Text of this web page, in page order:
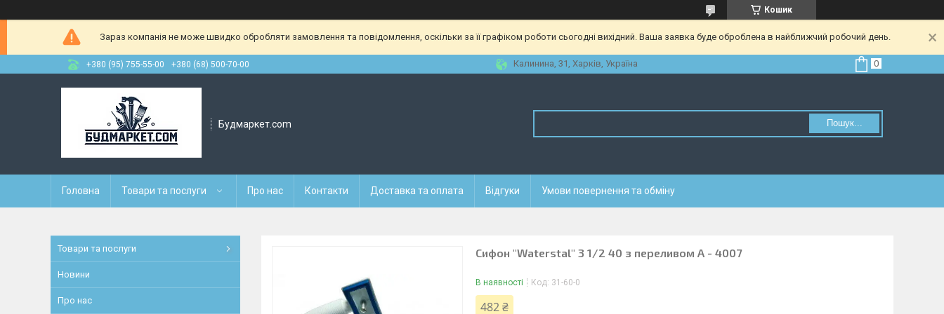
Кошик
Зараз компанія не може швидко обробляти замовлення та повідомлення, оскільки за її графіком роботи сьогодні вихідний. Ваша заявка буде оброблена в найближчий робочий день.
+380 (95) 755-55-00 +380 (68) 500-70-00 Калинина, 31, Харків, Україна
Будмаркет.com Пошук...
Головна Товари та послуги Про нас Контакти Доставка та оплата Відгуки Умови повернення та обміну
Сифон "Waterstal" 3 1/2 40 з переливом А - 4007
В наявності Код: 31-60-0
482 ₴
Товари та послуги
Новини
Про нас